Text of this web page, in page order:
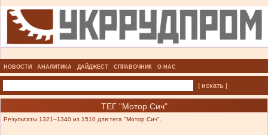
НОВОСТИ АНАЛИТИКА ДАЙДЖЕСТ СПРАВОЧНИК О НАС
| искать |
ТЕГ "Мотор Сич"
Результаты 1321–1340 из 1510 для тега "Мотор Сич".